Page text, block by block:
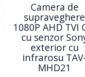
Camera de
supraveghere
1080P AHD TVI
cu senzor
exterior cu
infrarosu
MHD21